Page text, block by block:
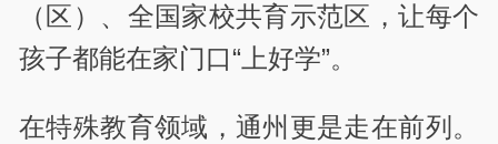
（区）、全国家校共育示范区，让每个
孩子都能在家门口“上好学”。
在特殊教育领域，通州更是走在前列。